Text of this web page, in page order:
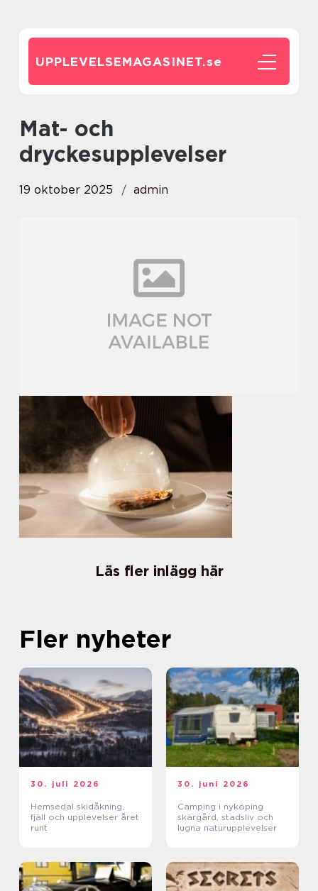
UPPLEVELSEMAGASINET.se
Mat- och
dryckesupplevelser
19 oktober 2025 admin
Läs fler inlägg här
Fler nyheter
30. juli 2026
Hemsedal skidåkning,
fjäll och upplevelser året
runt
30. juni 2026
Camping i nyköping
skärgård, stadsliv och
lugna naturupplevelser